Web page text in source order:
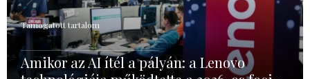
Támogatott tartalom
Amikor az AI ítél a pályán: a Lenovo